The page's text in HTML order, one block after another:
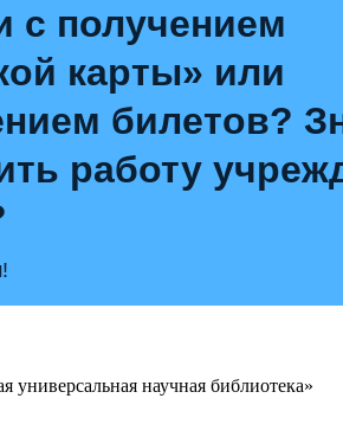
с получением
карты» или
билетов?
работу
научная библиотека»